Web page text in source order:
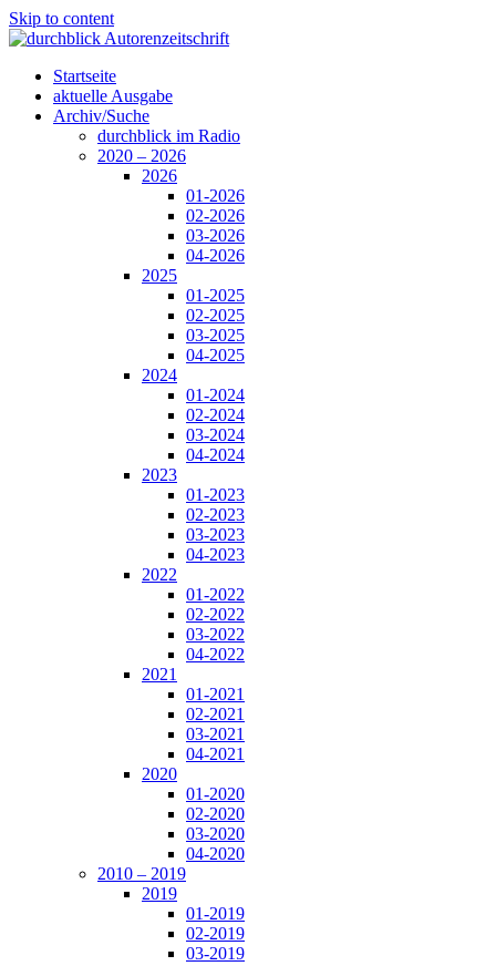
Skip to content
Startseite
aktuelle Ausgabe
Archiv/Suche
durchblick im Radio
2020 – 2026
2026
01-2026
02-2026
03-2026
04-2026
2025
01-2025
02-2025
03-2025
04-2025
2024
01-2024
02-2024
03-2024
04-2024
2023
01-2023
02-2023
03-2023
04-2023
2022
01-2022
02-2022
03-2022
04-2022
2021
01-2021
02-2021
03-2021
04-2021
2020
01-2020
02-2020
03-2020
04-2020
2010 – 2019
2019
01-2019
02-2019
03-2019